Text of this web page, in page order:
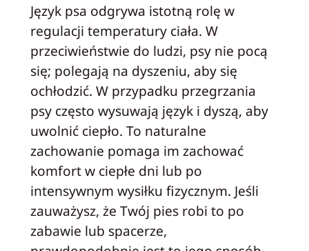
Język psa odgrywa istotną rolę w
regulacji temperatury ciała. W
przeciwieństwie do ludzi, psy nie pocą
się; polegają na dyszeniu, aby się
ochłodzić. W przypadku przegrzania
psy często wysuwają język i dyszą, aby
uwolnić ciepło. To naturalne
zachowanie pomaga im zachować
komfort w ciepłe dni lub po
intensywnym wysiłku fizycznym. Jeśli
zauważysz, że Twój pies robi to po
zabawie lub spacerze,